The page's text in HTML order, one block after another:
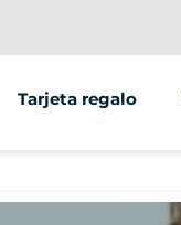
grupos
Tarjeta regalo